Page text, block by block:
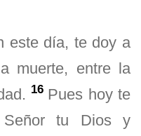
este día, te doy a
muerte, entre la
16 Pues hoy te
tu Dios y